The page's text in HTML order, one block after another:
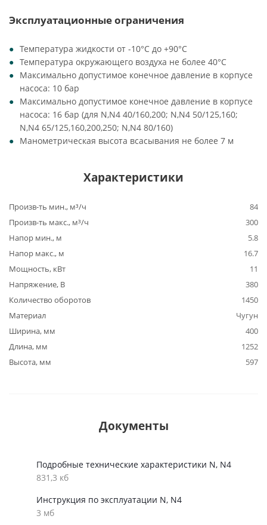
Эксплуатационные ограничения
Температура жидкости от -10°C до +90°C
Температура окружающего воздуха не более 40°C
Максимально допустимое конечное давление в корпусе
насоса: 10 бар
Максимально допустимое конечное давление в корпусе
насоса: 16 бар (для N,N4 40/160,200; N,N4 50/125,160;
N,N4 65/125,160,200,250; N,N4 80/160)
Манометрическая высота всасывания не более 7 м
Характеристики
Произв-ть мин., м³/ч
84
Произв-ть макс., м³/ч
300
Напор мин., м
5.8
Напор макс., м
16.7
Мощность, кВт
11
Напряжение, В
380
Количество оборотов
1450
Материал
Чугун
Ширина, мм
400
Длина, мм
1252
Высота, мм
597
Документы
Подробные технические характеристики N, N4
831,3 кб
Инструкция по эксплуатации N, N4
3 мб